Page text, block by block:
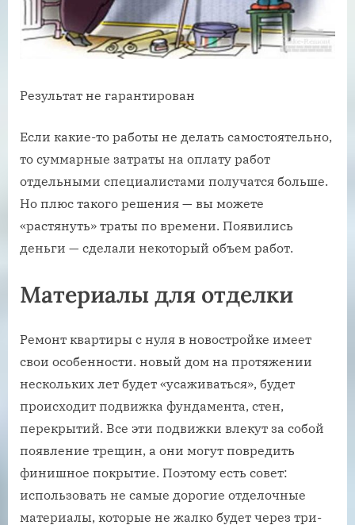
Результат не гарантирован
Если какие-то работы не делать самостоятельно,
то суммарные затраты на оплату работ
отдельными специалистами получатся больше.
Но плюс такого решения — вы можете
«растянуть» траты по времени. Появились
деньги — сделали некоторый объем работ.
Материалы для отделки
Ремонт квартиры с нуля в новостройке имеет
свои особенности. новый дом на протяжении
нескольких лет будет «усаживаться», будет
происходит подвижка фундамента, стен,
перекрытий. Все эти подвижки влекут за собой
появление трещин, а они могут повредить
финишное покрытие. Поэтому есть совет:
использовать не самые дорогие отделочные
материалы, которые не жалко будет через три-